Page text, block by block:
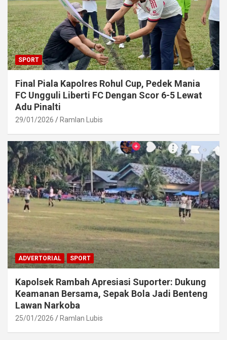
SPORT
Final Piala Kapolres Rohul Cup, Pedek Mania
FC Ungguli Liberti FC Dengan Scor 6-5 Lewat
Adu Pinalti
29/01/2026 Ramlan Lubis
ADVERTORIAL SPORT
Kapolsek Rambah Apresiasi Suporter: Dukung
Keamanan Bersama, Sepak Bola Jadi Benteng
Lawan Narkoba
25/01/2026 Ramlan Lubis